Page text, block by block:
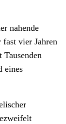
nahende
vier Jahren
eines